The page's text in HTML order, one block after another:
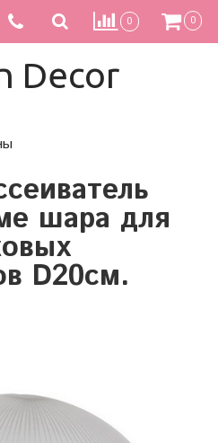
0 0
Decor
шара для
D20см.